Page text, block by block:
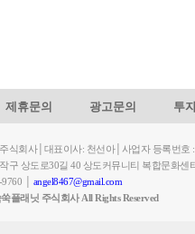
제휴문의 광고문의 투
식회사│대표이사: 천선아│사업자 등록번호
구 상도로30길 40 상도커뮤니티 복합문화
│ angel8467@gmail.com
플래닛 주식회사 All Rights Reserved